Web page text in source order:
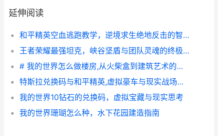
延伸阅读
和平精英空血逃跑教学，逆境求生绝地反击的智慧
王者荣耀最强坦克，峡谷坚盾与团队灵魂的终极解析
# 我的世界怎么做楼房,从火柴盒到建筑艺术的蜕变
特斯拉兑换码与和平精英,虚拟豪车与现实战场交织的奇妙体验
我的世界10钻石的兑换码，虚拟宝藏与现实思考
我的世界珊瑚怎么种，水下花园建造指南